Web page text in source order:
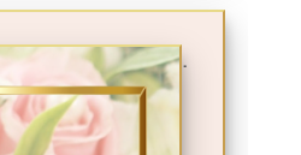
.